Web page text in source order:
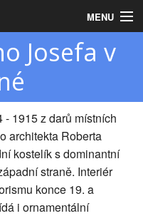
MENU
Josefa v
1915 z darů místních
architekta Roberta
kostelík s dominantní
straně. Interiér
konce 19. a
i ornamentální